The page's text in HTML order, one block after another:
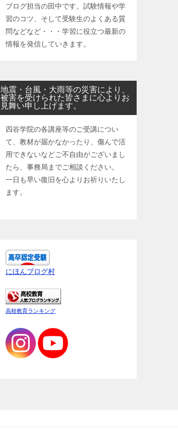
ブログ担当の田中です。試験情報や学
習のコツ、そして受験生のよくある質
問などなど・・・学習に役立つ最新の
情報を発信していきます。
地震・台風・大雨等の災害により、
被害を受けられた皆さまに心よりお
見舞い申し上げます。
四谷学院の各講座等のご受講につい
て、教材が届かなかったり、傷んで活
用できないなどご不自由がございまし
たら、事務局までご相談ください。
一日も早い復旧を心よりお祈りいたし
ます。
にほんブログ村
高校教育ランキング